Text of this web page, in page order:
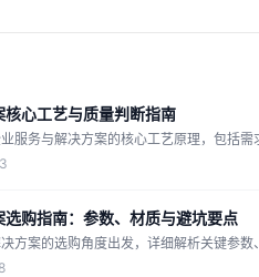
心工艺与质量判断指南
服务与解决方案的核心工艺原理，包括需
付等环节，并分享实用的质量判断方法，
购指南：参数、材质与避坑要点
方案的选购角度出发，详细解析关键参数
队能力）及常见陷阱，帮助读者避开雷区